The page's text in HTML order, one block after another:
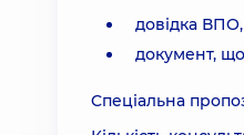
довідка
документ,
Cпеціальна